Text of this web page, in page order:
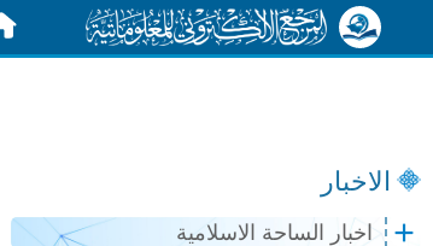
الاخبار
اخبار الساحة الاسلامية